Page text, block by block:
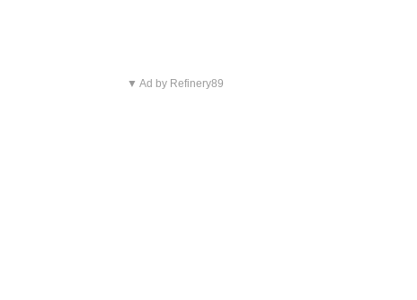
▼ Ad by Refinery89